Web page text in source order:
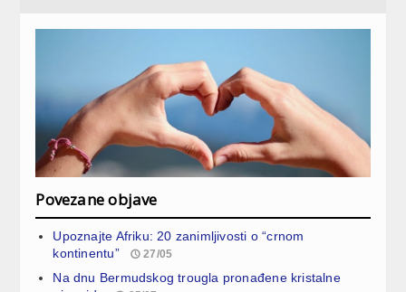
Povezane objave
Upoznajte Afriku: 20 zanimljivosti o “crnom
kontinentu”
27/05
Na dnu Bermudskog trougla pronađene kristalne